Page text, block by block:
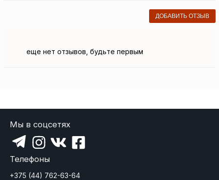
ДОБАВИТЬ ОТЗЫВ
еще нет отзывов, будьте первым
Мы в соцсетях
Телефоны
+375 (44) 762-63-64